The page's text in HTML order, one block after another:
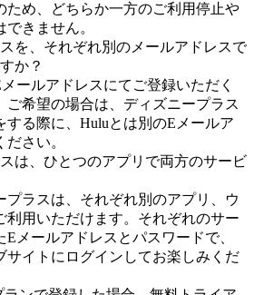
ため、どちらか一方のご利用停止や
きません。
を、それぞれ別のメールアドレスで
か？
ールアドレスにてご登録いただく
ご希望の場合は、ディズニープラス
する際に、Huluとは別のEメールア
ださい。
は、ひとつのアプリで両方のサービ
プラスは、それぞれ別のアプリ、ウ
利用いただけます。それぞれのサー
Eメールアドレスとパスワードで、
サイトにログインしてお楽しみくだ